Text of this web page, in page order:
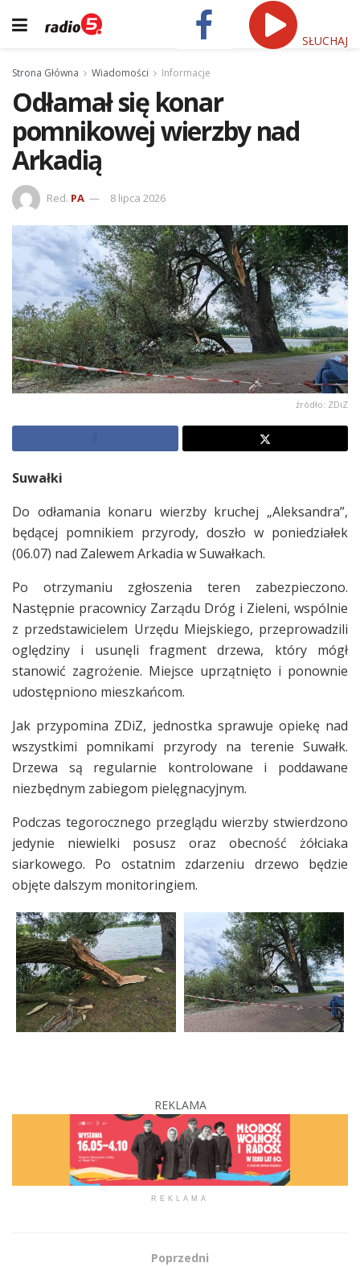
SŁUCHAJ
Strona Główna Wiadomości Informacje
Odłamał się konar
pomnikowej wierzby nad
Arkadią
Red. PA 8 lipca 2026
źródło: ZDiZ
Suwałki
Do odłamania konaru wierzby kruchej „Aleksandra”,
będącej pomnikiem przyrody, doszło w poniedziałek
(06.07) nad Zalewem Arkadia w Suwałkach.
Po otrzymaniu zgłoszenia teren zabezpieczono.
Następnie pracownicy Zarządu Dróg i Zieleni, wspólnie
z przedstawicielem Urzędu Miejskiego, przeprowadzili
oględziny i usunęli fragment drzewa, który mógł
stanowić zagrożenie. Miejsce uprzątnięto i ponownie
udostępniono mieszkańcom.
Jak przypomina ZDiZ, jednostka sprawuje opiekę nad
wszystkimi pomnikami przyrody na terenie Suwałk.
Drzewa są regularnie kontrolowane i poddawane
niezbędnym zabiegom pielęgnacyjnym.
Podczas tegorocznego przeglądu wierzby stwierdzono
jedynie niewielki posusz oraz obecność żółciaka
siarkowego. Po ostatnim zdarzeniu drzewo będzie
objęte dalszym monitoringiem.
REKLAMA
REKLAMA
Poprzedni